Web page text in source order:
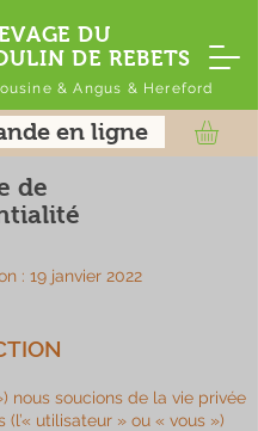
DU
DE REBETS
& Angus & Hereford
en ligne
de
: 19 janvier 2022
nous soucions de la vie privée
utilisateur » ou « vous »)